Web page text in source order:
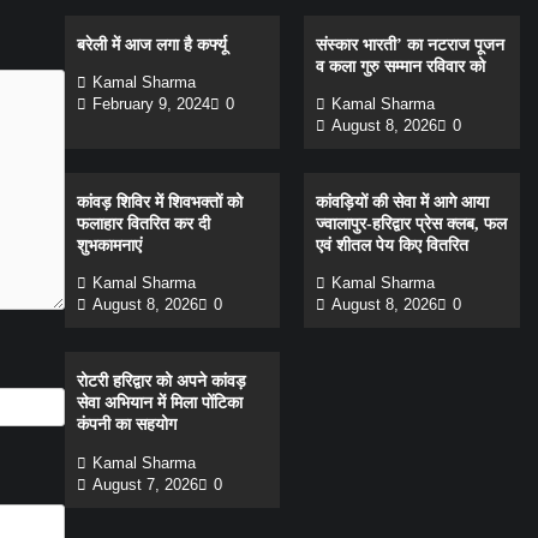
बरेली में आज लगा है कर्फ्यू
Kamal Sharma
February 9, 2024
0
संस्कार भारती’ का नटराज पूजन
व कला गुरु सम्मान रविवार को
Kamal Sharma
August 8, 2026
0
कांवड़ शिविर में शिवभक्तों को
फलाहार वितरित कर दी
शुभकामनाएं
Kamal Sharma
August 8, 2026
0
कांवड़ियों की सेवा में आगे आया
ज्वालापुर-हरिद्वार प्रेस क्लब, फल
एवं शीतल पेय किए वितरित
Kamal Sharma
August 8, 2026
0
रोटरी हरिद्वार को अपने कांवड़
सेवा अभियान में मिला पोंटिका
कंपनी का सहयोग
Kamal Sharma
August 7, 2026
0